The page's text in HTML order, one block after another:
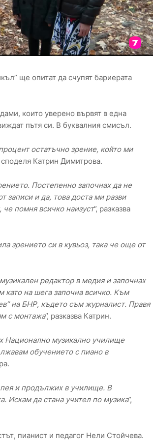
ще опитат да счупят бариерата
които уверено вървят в една
пътя си. В буквалния смисъл.
остатъчно зрение, който ми
споделя Катрин Димитрова.
Постепенно започнах да не
записи и да, това доста ми разви
помня всичко наизуст”, разказва
зрението си в кувьоз, така че още от
редактор в медия и започнах
като на шега започна всичко. Към
на БНР, където съм журналист. Правя
с монтажа”, разказва Катрин.
Национално музикално училище
обучението с пиано в
и продължих в училище. В
Искам да стана учител по музика”,
пианист и педагог Нели Стойчева.